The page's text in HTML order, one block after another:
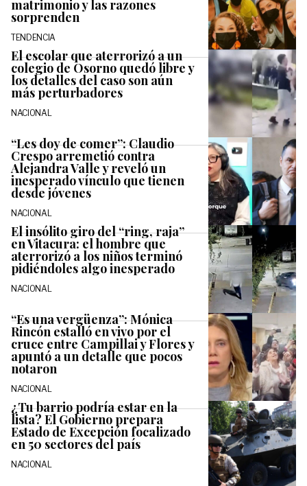
matrimonio y las razones
sorprenden
TENDENCIA
El escolar que aterrorizó a un
colegio de Osorno quedó libre y
los detalles del caso son aún
más perturbadores
NACIONAL
“Les doy de comer”: Claudio
Crespo arremetió contra
Alejandra Valle y reveló un
inesperado vínculo que tienen
desde jóvenes
NACIONAL
El insólito giro del “ring, raja”
en Vitacura: el hombre que
aterrorizó a los niños terminó
pidiéndoles algo inesperado
NACIONAL
“Es una vergüenza”: Mónica
Rincón estalló en vivo por el
cruce entre Campillai y Flores y
apuntó a un detalle que pocos
notaron
NACIONAL
¿Tu barrio podría estar en la
lista? El Gobierno prepara
Estado de Excepción focalizado
en 50 sectores del país
NACIONAL